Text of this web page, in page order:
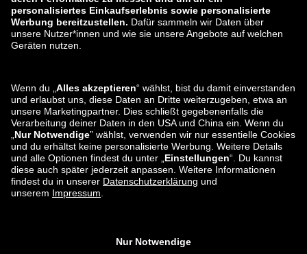
zalando-lounge.ro zalando-lounge.hr
zalando-lounge.lu zalando-lounge.ee
zalando-lounge.lv zalando-lounge.no
Sie finden uns
auch bei